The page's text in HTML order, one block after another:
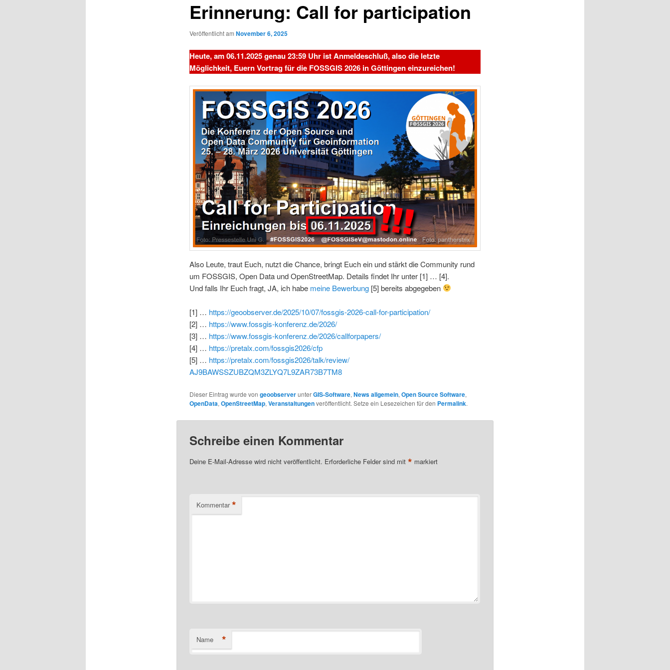
Erinnerung: Call for participation
Veröffentlicht am November 6, 2025
Heute, am 06.11.2025 genau 23:59 Uhr ist Anmeldeschluß, also die letzte
Möglichkeit, Euern Vortrag für die FOSSGIS 2026 in Göttingen einzureichen!
Also Leute, traut Euch, nutzt die Chance, bringt Euch ein und stärkt die Community rund
um FOSSGIS, Open Data und OpenStreetMap. Details findet Ihr unter [1] … [4].
Und falls Ihr Euch fragt, JA, ich habe meine Bewerbung[5] bereits abgegeben
[1] … https://geoobserver.de/2025/10/07/fossgis-2026-call-for-participation/
[2] … https://www.fossgis-konferenz.de/2026/
[3] … https://www.fossgis-konferenz.de/2026/callforpapers/
[4] … https://pretalx.com/fossgis2026/cfp
[5] … https://pretalx.com/fossgis2026/talk/review/
AJ9BAWSSZUBZQM3ZLYQ7L9ZAR73B7TM8
Dieser Eintrag wurde von geoobserverunterGIS-Software,News allgemein,Open Source Software,
OpenData,OpenStreetMap,Veranstaltungenveröffentlicht. Setze ein Lesezeichen für den Permalink.
Schreibe einen Kommentar
Deine E-Mail-Adresse wird nicht veröffentlicht. Erforderliche Felder sind mit * markiert
Kommentar *
Name *